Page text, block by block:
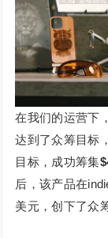
在我们的运营下
达到了众筹目标
目标，成功筹集
后，该产品在
美元，创下了众